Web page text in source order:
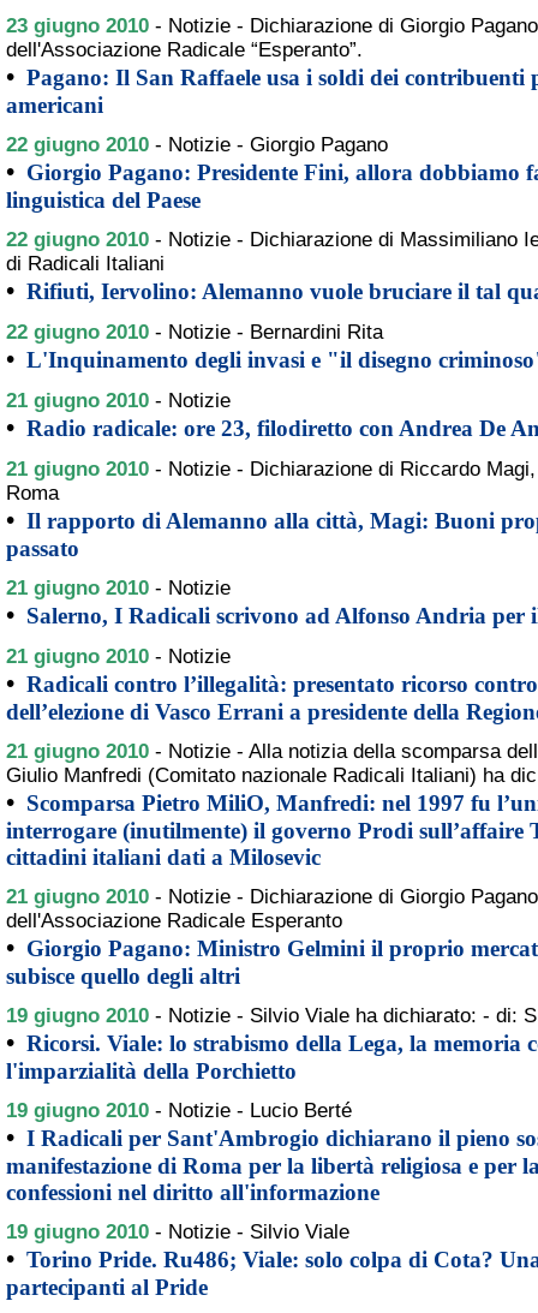
23 giugno 2010 - Notizie - Dichiarazione di Giorgio
dell'Associazione Radicale “Esperanto”.
• Pagano: Il San Raffaele usa i soldi dei contribuenti
americani
22 giugno 2010 - Notizie - Giorgio Pagano
• Giorgio Pagano: Presidente Fini, allora dobbiamo
linguistica del Paese
22 giugno 2010 - Notizie - Dichiarazione di Massimiliano
di Radicali Italiani
• Rifiuti, Iervolino: Alemanno vuole bruciare il tal
22 giugno 2010 - Notizie - Bernardini Rita
• L'Inquinamento degli invasi e "il disegno
21 giugno 2010 - Notizie
• Radio radicale: ore 23, filodiretto con Andrea De
21 giugno 2010 - Notizie - Dichiarazione di Riccardo
Roma
• Il rapporto di Alemanno alla città, Magi: Buoni
passato
21 giugno 2010 - Notizie
• Salerno, I Radicali scrivono ad Alfonso Andria per
21 giugno 2010 - Notizie
• Radicali contro l’illegalità: presentato ricorso
dell’elezione di Vasco Errani a presidente della
21 giugno 2010 - Notizie - Alla notizia della scomparsa
Giulio Manfredi (Comitato nazionale Radicali Italiani) ha
• Scomparsa Pietro MiliO, Manfredi: nel 1997 fu
interrogare (inutilmente) il governo Prodi sull’affaire
cittadini italiani dati a Milosevic
21 giugno 2010 - Notizie - Dichiarazione di Giorgio
dell'Associazione Radicale Esperanto
• Giorgio Pagano: Ministro Gelmini il proprio
subisce quello degli altri
19 giugno 2010 - Notizie - Silvio Viale ha dichiarato: - di:
• Ricorsi. Viale: lo strabismo della Lega, la memoria
l'imparzialità della Porchietto
19 giugno 2010 - Notizie - Lucio Berté
• I Radicali per Sant'Ambrogio dichiarano il pieno
manifestazione di Roma per la libertà religiosa e per
confessioni nel diritto all'informazione
19 giugno 2010 - Notizie - Silvio Viale
• Torino Pride. Ru486; Viale: solo colpa di Cota?
partecipanti al Pride